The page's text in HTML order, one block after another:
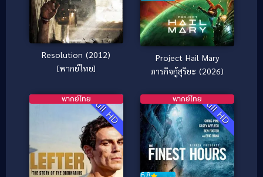
Resolution (2012)
[พากย์ไทย]
Project Hail Mary
ภารกิจกู้สุริยะ (2026)
Full HD
พากย์ไทย Full HD
พากย์ไทย